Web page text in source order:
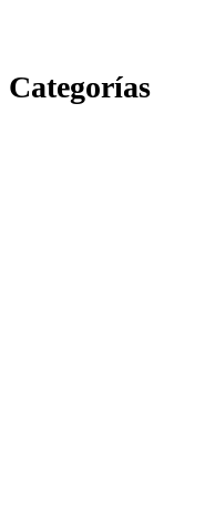
Categorías